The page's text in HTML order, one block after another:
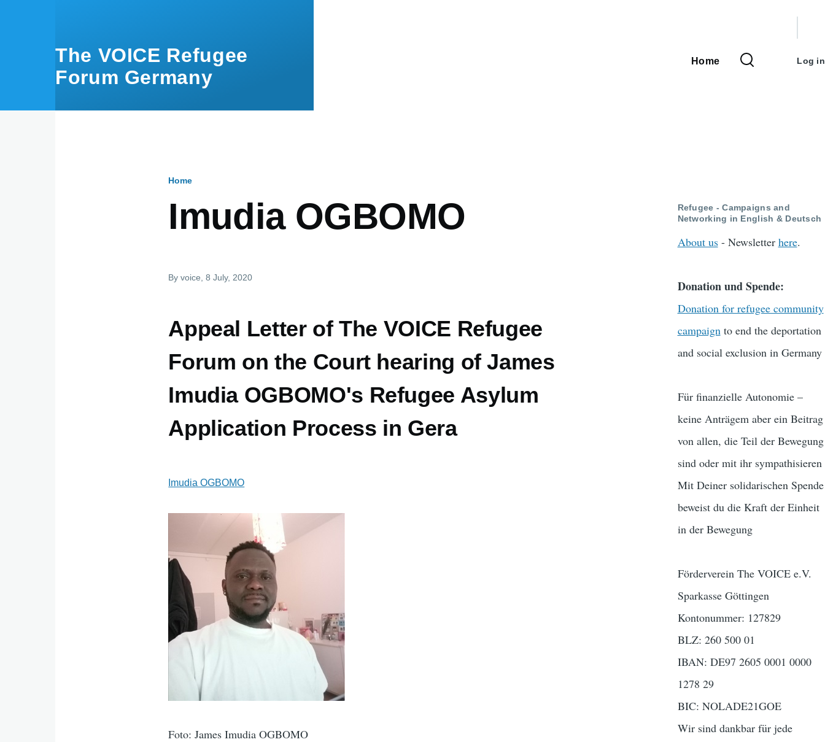
The VOICE Refugee
Forum Germany
Main
Home
menu
Log in
Home
Imudia OGBOMO
Byvoice , 8 July, 2020
Appeal Letter of The VOICE Refugee
Forum on the Court hearing of James
Imudia OGBOMO's Refugee Asylum
Application Process in Gera
Imudia OGBOMO
Foto: James Imudia OGBOMO
Refugee - Campaigns and
Networking in English & Deutsch
About us- Newsletter here.
Donation und Spende:
Donation for refugee community
campaignto end the deportation
and social exclusion in Germany
Für finanzielle Autonomie –
keine Anträgem aber ein Beitrag
von allen, die Teil der Bewegung
sind oder mit ihr sympathisieren
Mit Deiner solidarischen Spende
beweist du die Kraft der Einheit
in der Bewegung
Förderverein The VOICE e.V.
Sparkasse Göttingen
Kontonummer: 127829
BLZ: 260 500 01
IBAN: DE97 2605 0001 0000
1278 29
BIC: NOLADE21GOE
Wir sind dankbar für jede